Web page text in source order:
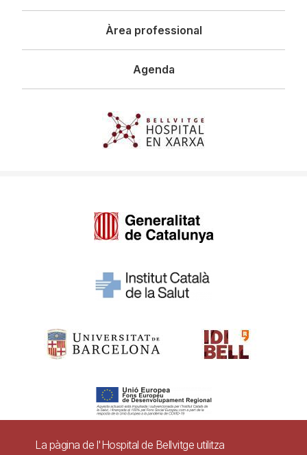
Àrea professional
Agenda
La pàgina de l'Hospital de Bellvitge utilitza